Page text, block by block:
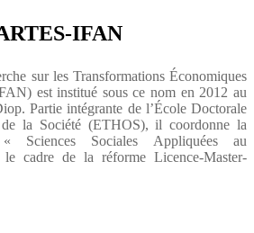
IFAN
sur les Transformations Économiques
est institué sous ce nom en 2012 au
Partie intégrante de l’École Doctorale
la Société (ETHOS), il coordonne la
Sciences Sociales Appliquées au
cadre de la réforme Licence-Master-